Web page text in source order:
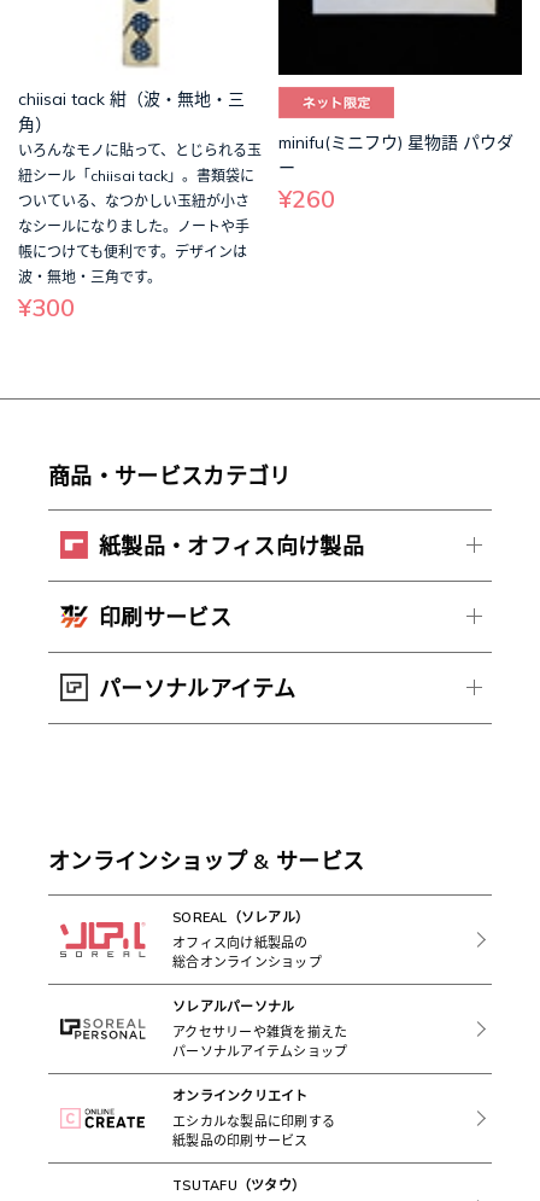
chiisai tack 紺（波・無地・三
角）
いろんなモノに貼って、とじられる玉
紐シール「chiisai tack」。書類袋に
ついている、なつかしい玉紐が小さ
なシールになりました。ノートや手
帳につけても便利です。デザインは
波・無地・三角です。
¥300
minifu(ミニフウ) 星物語 パウダ
ー
¥260
商品・サービスカテゴリ
紙製品・オフィス向け製品
印刷サービス
パーソナルアイテム
オンラインショップ & サービス
SOREAL（ソレアル）
オフィス向け紙製品の
総合オンラインショップ
ソレアルパーソナル
アクセサリーや雑貨を揃えた
パーソナルアイテムショップ
オンラインクリエイト
エシカルな製品に印刷する
紙製品の印刷サービス
TSUTAFU（ツタウ）